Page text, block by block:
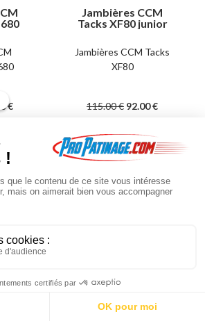
€
Jambières CCM
Tacks XF80 junior
Jambières CCM Tacks
XF80
115.00€ 92.00€
des fins statistiques et commerciales.